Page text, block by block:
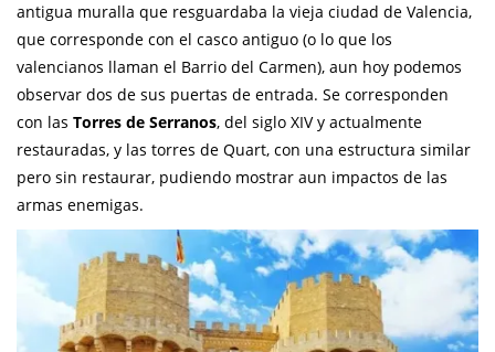
antigua muralla que resguardaba la vieja ciudad de Valencia,
que corresponde con el casco antiguo (o lo que los
valencianos llaman el Barrio del Carmen), aun hoy podemos
observar dos de sus puertas de entrada. Se corresponden
con las Torres de Serranos, del siglo XIV y actualmente
restauradas, y las torres de Quart, con una estructura similar
pero sin restaurar, pudiendo mostrar aun impactos de las
armas enemigas.